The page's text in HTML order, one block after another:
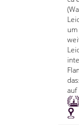
auf